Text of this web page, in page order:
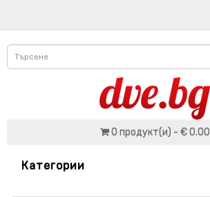
0 продукт(и) - € 0.00
Категории